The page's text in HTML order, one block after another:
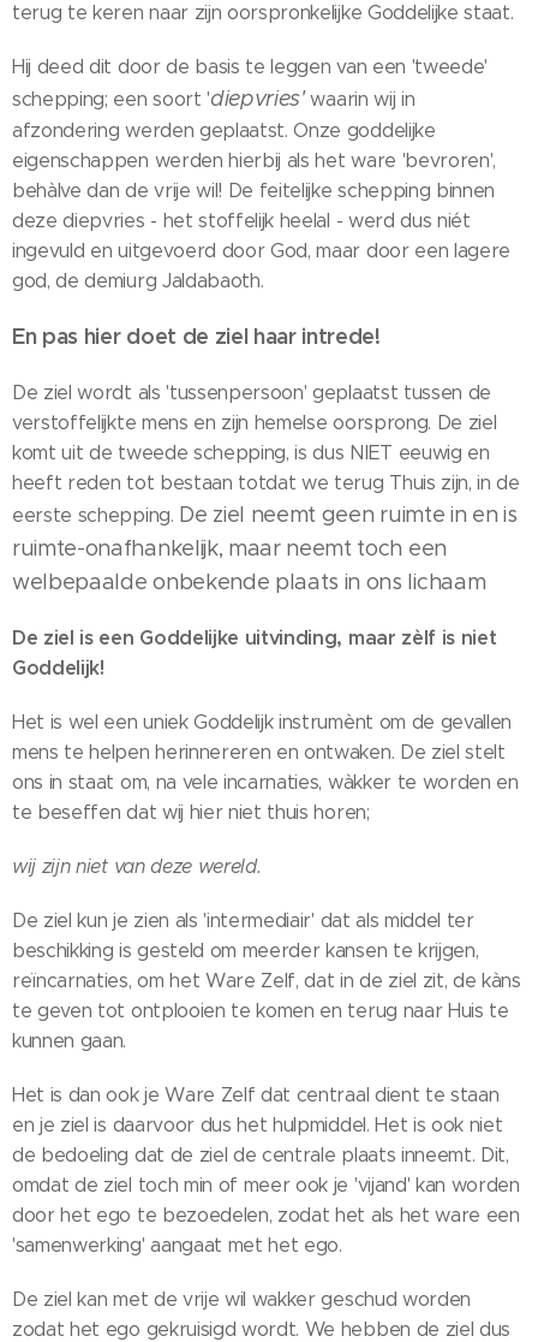
terug te keren naar zijn oorspronkelijke Goddelijke staat.
Hij deed dit door de basis te leggen van een 'tweede'
schepping; een soort 'diepvries'waarin wij in
afzondering werden geplaatst. Onze goddelijke
eigenschappen werden hierbij als het ware 'bevroren',
behàlve dan de vrije wil! De feitelijke schepping binnen
deze diepvries - het stoffelijk heelal - werd dus niét
ingevuld en uitgevoerd door God, maar door een lagere
god, de demiurg Jaldabaoth.
En pas hier doet de ziel haar intrede!
De ziel wordt als 'tussenpersoon' geplaatst tussen de
verstoffelijkte mens en zijn hemelse oorsprong. De ziel
komt uit de tweede schepping, is dus NIET eeuwig en
heeft reden tot bestaan totdat we terug Thuis zijn, in de
eerste schepping. De ziel neemt geen ruimte in en is
ruimte-onafhankelijk, maar neemt toch een
welbepaalde onbekende plaats in ons lichaam
De ziel is een Goddelijke uitvinding, maar zèlf is niet
Goddelijk!
Het is wel een uniek Goddelijk instrumènt om de gevallen
mens te helpen herinnereren en ontwaken. De ziel stelt
ons in staat om, na vele incarnaties, wàkker te worden en
te beseffen dat wij hier niet thuis horen;
wij zijn niet van deze wereld.
De ziel kun je zien als 'intermediair' dat als middel ter
beschikking is gesteld om meerder kansen te krijgen,
reïncarnaties, om het Ware Zelf, dat in de ziel zit, de kàns
te geven tot ontplooien te komen en terug naar Huis te
kunnen gaan.
Het is dan ook je Ware Zelf dat centraal dient te staan
en je ziel is daarvoor dus het hulpmiddel. Het is ook niet
de bedoeling dat de ziel de centrale plaats inneemt. Dit,
omdat de ziel toch min of meer ook je 'vijand' kan worden
door het ego te bezoedelen, zodat het als het ware een
'samenwerking' aangaat met het ego.
De ziel kan met de vrije wil wakker geschud worden
zodat het ego gekruisigd wordt. We hebben de ziel dus